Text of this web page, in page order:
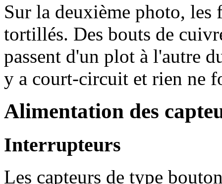
Sur la deuxième photo, les
tortillés. Des bouts de
passent d'un plot à l'autre
y a court-circuit et rien ne
Alimentation des
Interrupteurs
Les capteurs de type